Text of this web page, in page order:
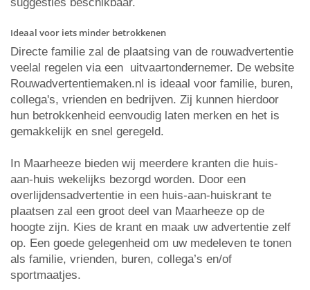
Ideaal voor iets minder betrokkenen
Directe familie zal de plaatsing van de rouwadvertentie
veelal regelen via een uitvaartondernemer. De website
Rouwadvertentiemaken.nl is ideaal voor familie, buren,
collega's, vrienden en bedrijven. Zij kunnen hierdoor
hun betrokkenheid eenvoudig laten merken en het is
gemakkelijk en snel geregeld.
In Maarheeze bieden wij meerdere kranten die huis-
aan-huis wekelijks bezorgd worden. Door een
overlijdensadvertentie in een huis-aan-huiskrant te
plaatsen zal een groot deel van Maarheeze op de
hoogte zijn. Kies de krant en maak uw advertentie zelf
op. Een goede gelegenheid om uw medeleven te tonen
als familie, vrienden, buren, collega’s en/of
sportmaatjes.